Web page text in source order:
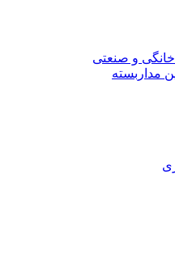
و صنعتی
مداربسته